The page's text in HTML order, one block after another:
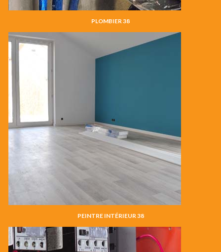
PLOMBIER 38
PEINTRE INTÉRIEUR 38